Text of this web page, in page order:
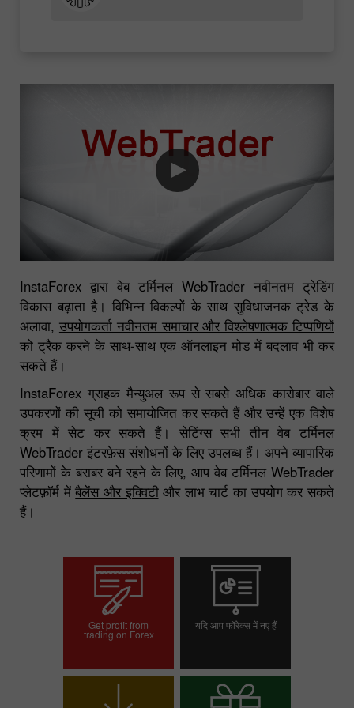
InstaForex द्वारा वेब टर्मिनल WebTrader नवीनतम ट्रेडिंग
विकास बढ़ाता है। विभिन्न विकल्पों के साथ सुविधाजनक ट्रेड के
अलावा, उपयोगकर्ता नवीनतम समाचार और विश्लेषणात्मक टिप्पणियों
को ट्रैक करने के साथ-साथ एक ऑनलाइन मोड में बदलाव भी कर
सकते हैं।
InstaForex ग्राहक मैन्युअल रूप से सबसे अधिक कारोबार वाले
उपकरणों की सूची को समायोजित कर सकते हैं और उन्हें एक विशेष
क्रम में सेट कर सकते हैं। सेटिंग्स सभी तीन वेब टर्मिनल
WebTrader इंटरफ़ेस संशोधनों के लिए उपलब्ध हैं। अपने व्यापारिक
परिणामों के बराबर बने रहने के लिए, आप वेब टर्मिनल WebTrader
प्लेटफ़ॉर्म मेंबैलेंस और इक्विटीऔर लाभ चार्ट का उपयोग कर सकते
हैं।
Get profit from
trading on Forex
यदि आप फॉरेक्स में नए हैं
डेमो खाता खोलें